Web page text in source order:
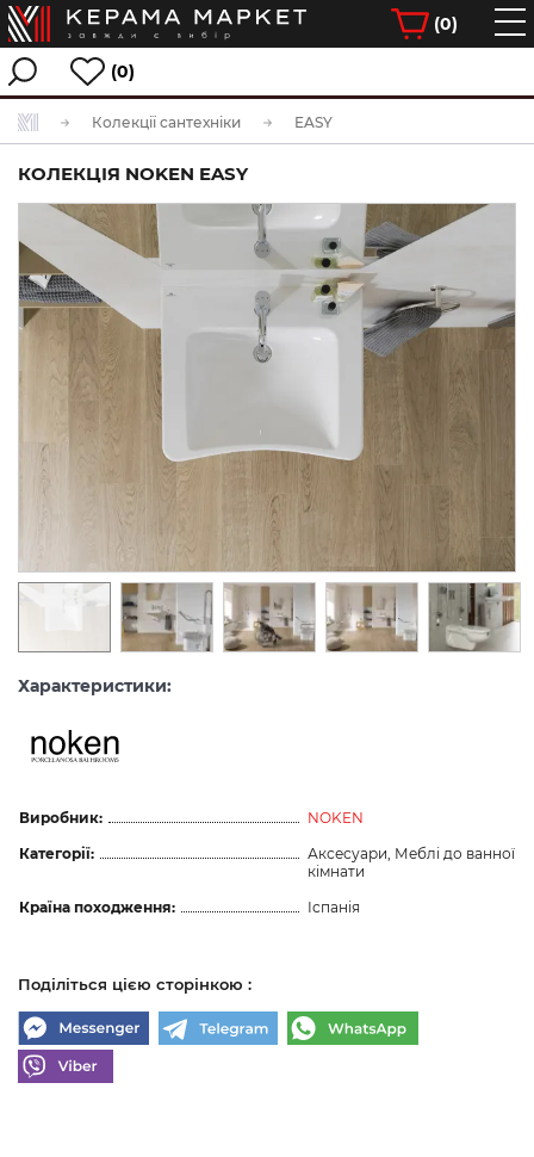
(0)
(0)
Колекції сантехніки EASY
КОЛЕКЦІЯ NOKEN EASY
Характеристики:
Виробник:
NOKEN
Категорії:
Аксесуари, Меблі до ванної
кімнати
Країна походження:
Іспанія
Поділіться цією сторінкою :